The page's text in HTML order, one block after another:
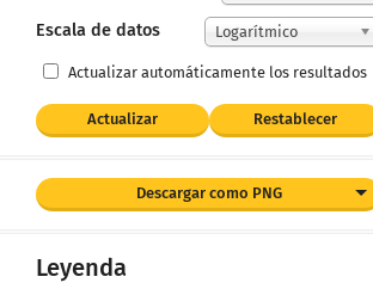
Escala de datos Logarítmico
Actualizar automáticamente los resultados
Actualizar Restablecer
Descargar como PNG
Leyenda